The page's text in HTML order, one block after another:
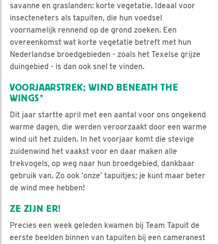
savanne en graslanden: korte vegetatie. Ideaal voor
insecteneters als tapuiten, die hun voedsel
voornamelijk rennend op de grond zoeken. Een
overeenkomst wat korte vegetatie betreft met hun
Nederlandse broedgebieden - zoals het Texelse grijze
duingebied - is dan ook snel te vinden.
VOORJAARSTREK; WIND BENEATH THE
WINGS*
Dit jaar startte april met een aantal voor ons ongekend
warme dagen, die werden veroorzaakt door een warme
wind uit het zuiden. In het voorjaar komt die stevige
zuidenwind het vaakst voor en daar maken alle
trekvogels, op weg naar hun broedgebied, dankbaar
gebruik van. Zo ook ‘onze’ tapuitjes; je kunt maar beter
de wind mee hebben!
ZE ZIJN ER!
Precies een week geleden kwamen bij Team Tapuit de
eerste beelden binnen van tapuiten bij een cameranest